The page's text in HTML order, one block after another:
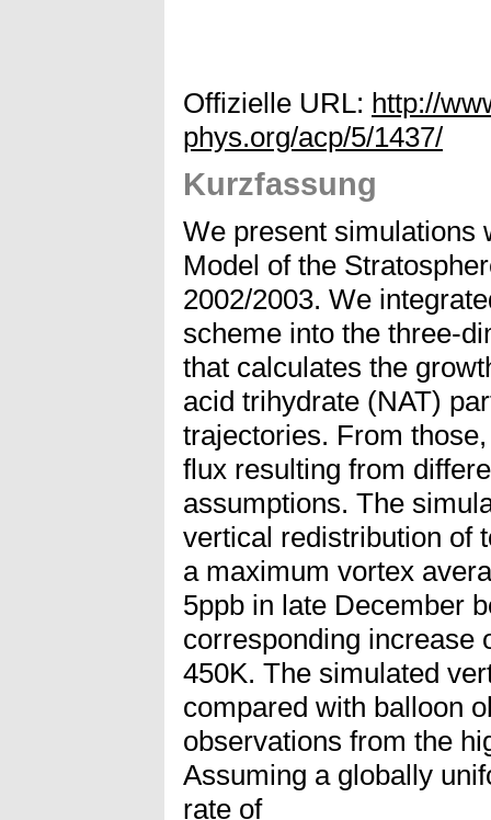
Offizielle URL: http://
phys.org/acp/5/1437/
Kurzfassung
We present simulations
Model of the
2002/2003. We
scheme into the three-
that calculates the
acid trihydrate (NAT)
trajectories. From
flux resulting from
assumptions. The
vertical redistribution of
a maximum vortex
5ppb in late December
corresponding increase
450K. The simulated
compared with balloon
observations from the
Assuming a globally
rate of